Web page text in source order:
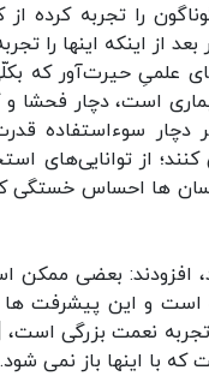
را تجربه کرده از
بعد از اینکه اینها
علمیِ حیرت‌آور که
است، دچار فحشا و
دچار سوءاستفاده‌
از توانایی‌های
ها احساس خستگی
افزودند: بعضی
است و این پیشرفت
نعمت بزرگی
با اینها باز نمی شود.